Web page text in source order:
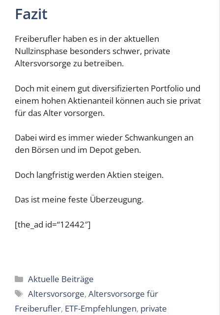
Fazit
Freiberufler haben es in der aktuellen
Nullzinsphase besonders schwer, private
Altersvorsorge zu betreiben.
Doch mit einem gut diversifizierten Portfolio und
einem hohen Aktienanteil können auch sie privat
für das Alter vorsorgen.
Dabei wird es immer wieder Schwankungen an
den Börsen und im Depot geben.
Doch langfristig werden Aktien steigen.
Das ist meine feste Überzeugung.
[the_ad id=“12442″]
Kategorien
Aktuelle Beiträge
Schlagwörter
Altersvorsorge,Altersvorsorge für
Freiberufler, ETF-Empfehlungen, private